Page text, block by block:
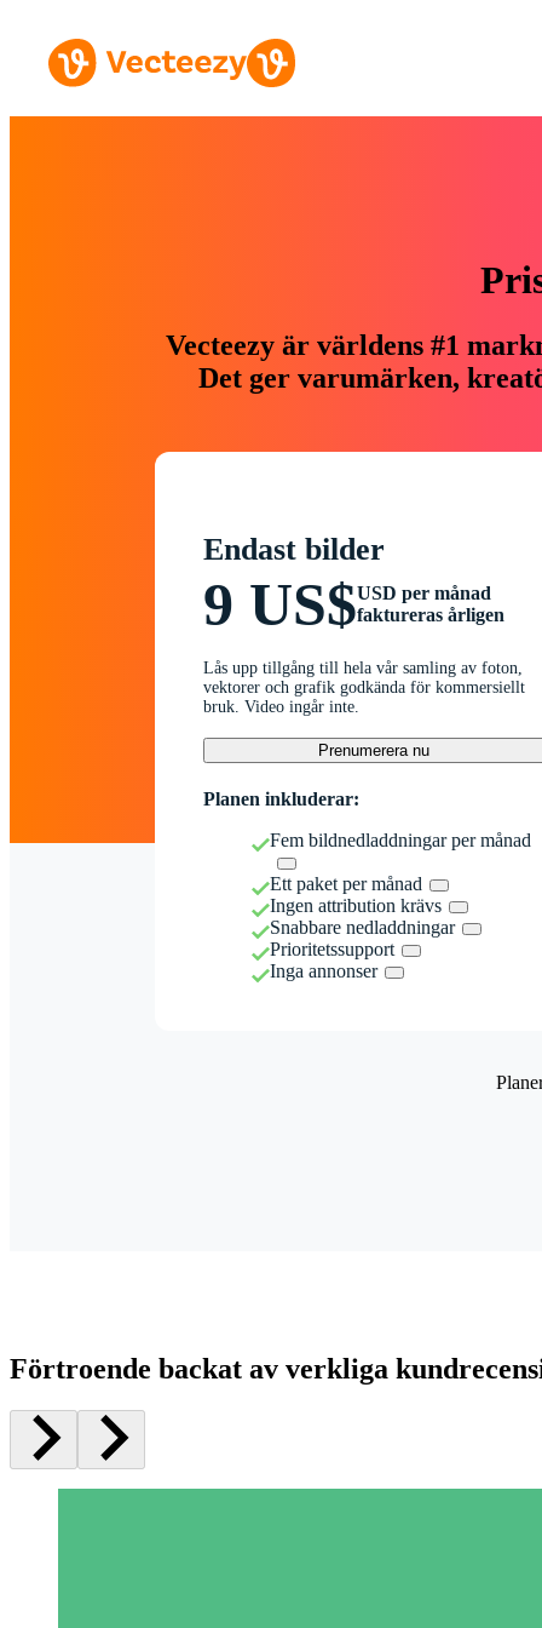
Vecteezy är världens #1
Det ger varumärken,
Endast bilder
9 US$USD per månad
faktureras årligen
Lås upp tillgång till hela vår samling av foton,
vektorer och grafik godkända för kommersiellt
bruk. Video ingår inte.
Prenumerera nu
Planen inkluderar:
Fem bildnedladdningar per månad
Ett paket per månad
Ingen attribution krävs
Snabbare nedladdningar
Prioritetssupport
Inga annonser
Förtroende backat av verkliga